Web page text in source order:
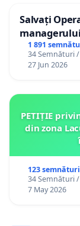
Salvați
1 891
34 Semnături /
27 Jun 2026
PETIȚIE
din zona
123 semnături
34 Semnături /
7 May 2026